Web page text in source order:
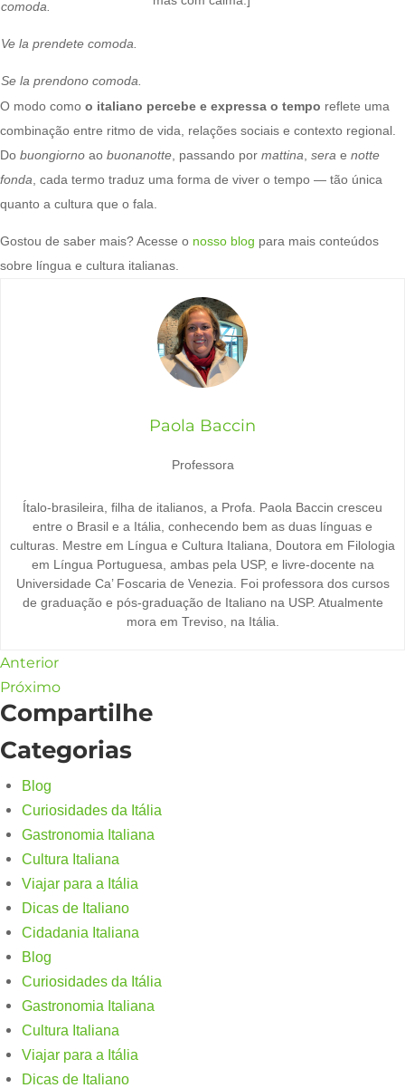
comoda.
Ve la prendete comoda.
Se la prendono comoda.
O modo como o italiano percebe e expressa o tempo reflete uma
combinação entre ritmo de vida, relações sociais e contexto regional.
Do buongiorno ao buonanotte , passando por mattina sera e notte
fonda , cada termo traduz uma forma de viver o tempo — tão única
quanto a cultura que o fala.
Gostou de saber mais? Acesse o nosso blog para mais conteúdos
sobre língua e cultura italianas.
Paola Baccin
Professora
Ítalo-brasileira, filha de italianos, a Profa. Paola Baccin cresceu
entre o Brasil e a Itália, conhecendo bem as duas línguas e
culturas. Mestre em Língua e Cultura Italiana, Doutora em Filologia
em Língua Portuguesa, ambas pela USP, e livre-docente na
Universidade Ca’ Foscaria de Venezia. Foi professora dos cursos
de graduação e pós-graduação de Italiano na USP. Atualmente
mora em Treviso, na Itália.
Anterior
Próximo
Compartilhe
Categorias
Blog
Curiosidades da Itália
Gastronomia Italiana
Cultura Italiana
Viajar para a Itália
Dicas de Italiano
Cidadania Italiana
Blog
Curiosidades da Itália
Gastronomia Italiana
Cultura Italiana
Viajar para a Itália
Dicas de Italiano